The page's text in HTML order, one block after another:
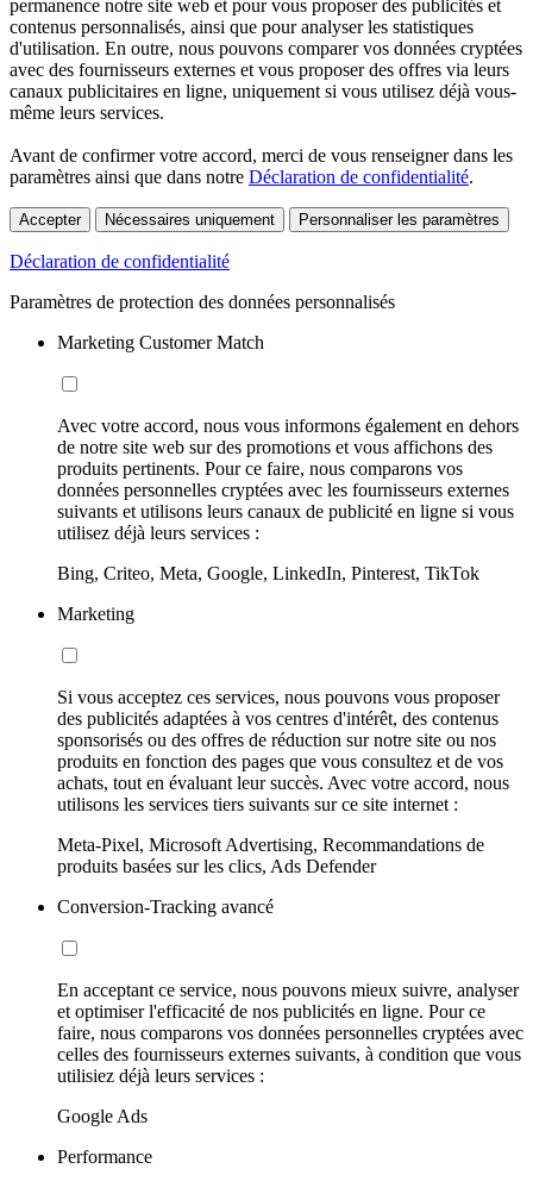
permanence notre site web et pour vous proposer des publicités et
contenus personnalisés, ainsi que pour analyser les statistiques
d'utilisation. En outre, nous pouvons comparer vos données cryptées
avec des fournisseurs externes et vous proposer des offres via leurs
canaux publicitaires en ligne, uniquement si vous utilisez déjà vous-
même leurs services.
Avant de confirmer votre accord, merci de vous renseigner dans les
paramètres ainsi que dans notre Déclaration de confidentialité.
Accepter Nécessaires uniquement Personnaliser les paramètres
Déclaration de confidentialité
Paramètres de protection des données personnalisés
Marketing Customer Match
Avec votre accord, nous vous informons également en dehors
de notre site web sur des promotions et vous affichons des
produits pertinents. Pour ce faire, nous comparons vos
données personnelles cryptées avec les fournisseurs externes
suivants et utilisons leurs canaux de publicité en ligne si vous
utilisez déjà leurs services :
Bing, Criteo, Meta, Google, LinkedIn, Pinterest, TikTok
Marketing
Si vous acceptez ces services, nous pouvons vous proposer
des publicités adaptées à vos centres d'intérêt, des contenus
sponsorisés ou des offres de réduction sur notre site ou nos
produits en fonction des pages que vous consultez et de vos
achats, tout en évaluant leur succès. Avec votre accord, nous
utilisons les services tiers suivants sur ce site internet :
Meta-Pixel, Microsoft Advertising, Recommandations de
produits basées sur les clics, Ads Defender
Conversion-Tracking avancé
En acceptant ce service, nous pouvons mieux suivre, analyser
et optimiser l'efficacité de nos publicités en ligne. Pour ce
faire, nous comparons vos données personnelles cryptées avec
celles des fournisseurs externes suivants, à condition que vous
utilisiez déjà leurs services :
Google Ads
Performance